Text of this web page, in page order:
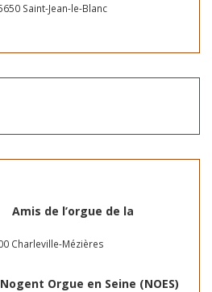
Saint-Jean-le-Blanc
Amis de l’orgue de la
Charleville-Mézières
Nogent Orgue en Seine (NOES)